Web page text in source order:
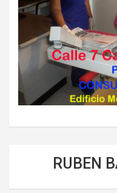
RUBEN